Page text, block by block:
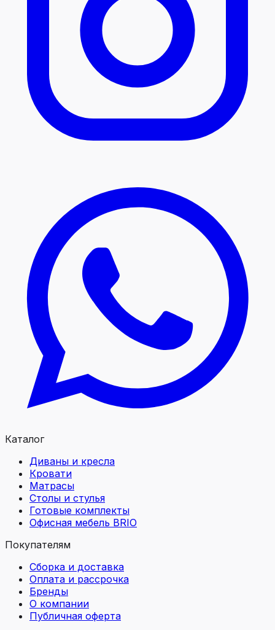
Каталог
Диваны и кресла
Кровати
Матрасы
Столы и стулья
Готовые комплекты
Офисная мебель BRIO
Покупателям
Сборка и доставка
Оплата и рассрочка
Бренды
О компании
Публичная оферта